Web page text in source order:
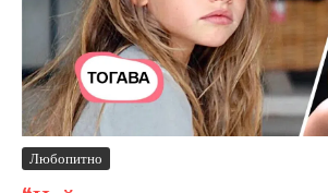
Любопитно